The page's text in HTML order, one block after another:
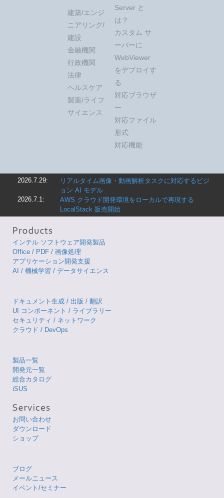
建築/エンジ
ニアリング/
建設
金融機関
行政機関
法律
ヘルスケア
製薬/ライフ
サイエンス
Server と
は？
カスタム サ
ーバーに
WebViewer
をデプロイす
る
対応ブラウザ
ー
対応ファイル
形式
対応機能
2026.7.29:
リアルタイム画像・動画解析タスクに対応するビジ
ョン AI モデル
2026.7.1:
AWS クラウド開発環境をローカルで再現する
LocalStack 販売開始
インテル ソフトウェア開発製品
Office / PDF / 画像処理
アプリケーション開発支援
AI / 機械学習 / データサイエンス
ドキュメント生成 / 出版 / 翻訳
UI コンポーネント / ライブラリー
セキュリティ / ネットワーク
クラウド / DevOps
製品一覧
開発元一覧
総合カタログ
iSUS
お問い合わせ
ダウンロード
ショップ
ブログ
メールニュース
イベント/セミナー